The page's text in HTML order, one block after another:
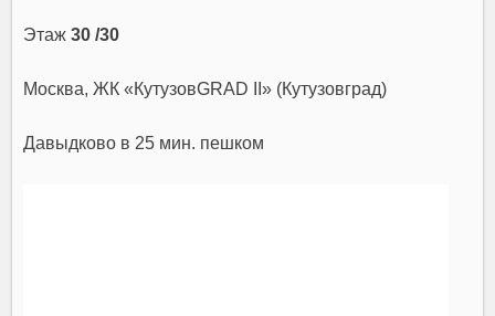
Этаж30 /30
Москва, ЖК «КутузовGRAD II» (Кутузовград)
Давыдково в 25 мин. пешком